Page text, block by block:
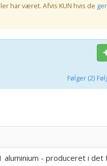
har været. Afvis KUN hvis de
Følger (2)
aluminium - produceret i det